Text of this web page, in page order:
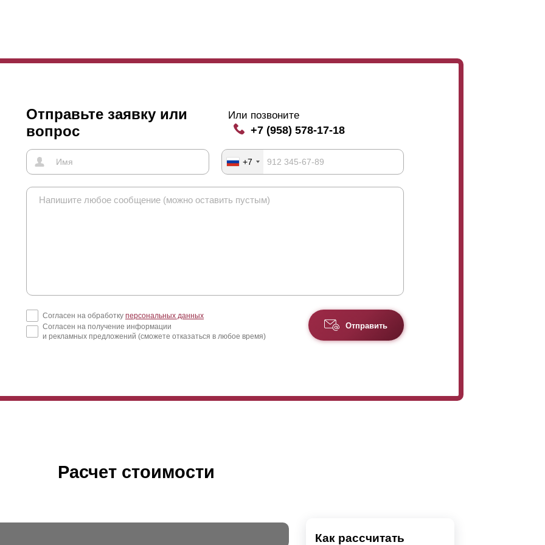
Отправьте заявку или
вопрос
Или позвоните
+7 (958) 578-17-18
+7
Согласен на обработку персональных данных
Согласен на получение информации
и рекламных предложений (сможете отказаться в любое время)
Отправить
Расчет стоимости
Как рассчитать